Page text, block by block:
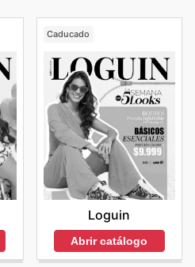
Caducado
Loguin
Abrir catálogo